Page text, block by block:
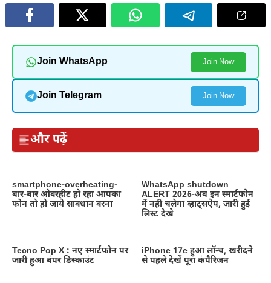
Join WhatsApp Join Now
Join Telegram Join Now
और पढ़ें
smartphone-overheating-
बार-बार ओवरहीट हो रहा आपका
फोन तो हो जाये सावधान वरना
WhatsApp shutdown
ALERT 2026-अब इन स्मार्टफोन
में नहीं चलेगा व्हाट्सऐप, जारी हुई
लिस्ट देखे
Tecno Pop X : नए स्मार्टफोन पर
जारी हुआ बंपर डिस्काउंट
iPhone 17e हुआ लॉन्च, खरीदने
से पहले देखें पूरा कंपैरिजन